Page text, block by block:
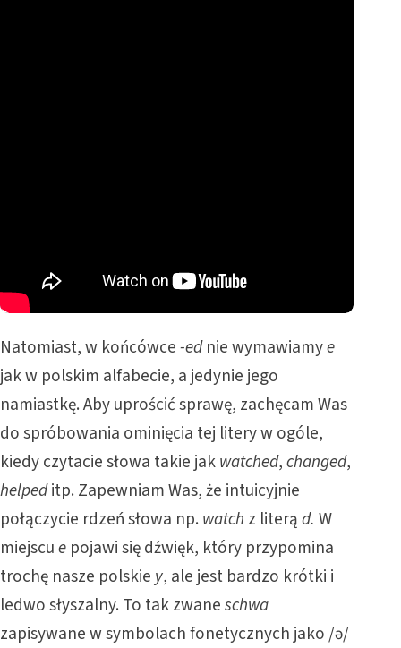
Natomiast, w końcówce-ednie wymawiamye
jak w polskim alfabecie, a jedynie jego
namiastkę. Aby uprościć sprawę, zachęcam Was
do spróbowania ominięcia tej litery w ogóle,
kiedy czytacie słowa takie jakwatched,changed,
helpeditp. Zapewniam Was, że intuicyjnie
połączycie rdzeń słowa np. watch z literąd. W
miejscue pojawi się dźwięk, który przypomina
trochę nasze polskie y, ale jest bardzo krótki i
ledwo słyszalny. To tak zwaneschwa
zapisywane w symbolach fonetycznych jako /ə/